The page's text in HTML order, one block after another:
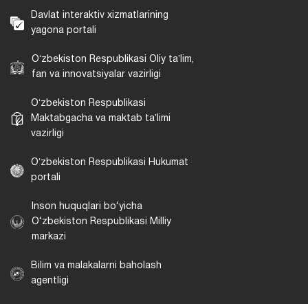
Davlat interaktiv xizmatlarining
yagona portali
Oʻzbekiston Respublikasi Oliy taʼlim,
fan va innovatsiyalar vazirligi
Oʻzbekiston Respublikasi
Maktabgacha va maktab taʼlimi
vazirligi
Oʻzbekiston Respublikasi Hukumat
portali
Inson huquqlari bo‘yicha
O‘zbekiston Respublikasi Milliy
markazi
Bilim va malakalarni baholash
agentligi